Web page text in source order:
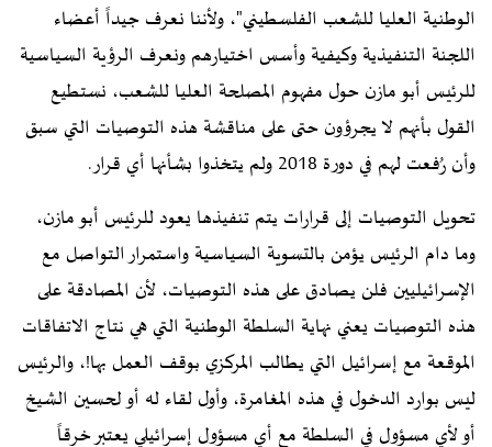
الوطنية العليا للشعب الفلسطيني"، ولأننا نعرف جيداً أعضاء
اللجنة التنفيذية وكيفية وأسس اختيارهم ونعرف الرؤية السياسية
للرئيس أبو مازن حول مفهوم المصلحة العليا للشعب، نستطيع
القول بأنهم لا يجرؤون حتى على مناقشة هذه التوصيات التي سبق
وأن رُفعت لهم في دورة 2018 ولم يتخذوا بشأنها أي قرار.
تحويل التوصيات إلى قرارات يتم تنفيذها يعود للرئيس أبو مازن،
وما دام الرئيس يؤمن بالتسوية السياسية واستمرار التواصل مع
الإسرائيليين فلن يصادق على هذه التوصيات، لأن المصادقة على
هذه التوصيات يعني نهاية السلطة الوطنية التي هي نتاج الاتفاقات
الموقعة مع إسرائيل التي يطالب المركزي بوقف العمل بها!، والرئيس
ليس بوارد الدخول في هذه المغامرة، وأول لقاء له أو لحسين الشيخ
أو لأي مسؤول في السلطة مع أي مسؤول إسرائيلي يعتبر خرقاً